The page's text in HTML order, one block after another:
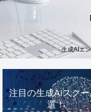
生成AIエ
注目の生成AIスク
選！